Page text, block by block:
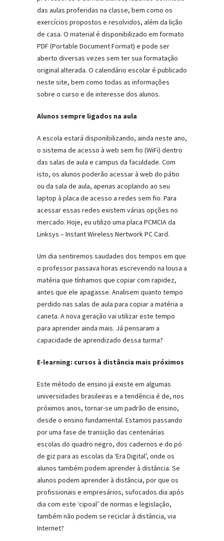
das aulas proferidas na classe, bem como os
exercícios propostos e resolvidos, além da lição
de casa. O material é disponibilizado em formato
PDF (Portable Document Format) e pode ser
aberto diversas vezes sem ter sua formatação
original alterada. O calendário escolar é publicado
neste site, bem como todas as informações
sobre o curso e de interesse dos alunos.
Alunos sempre ligados na aula
A escola estará disponibilizando, ainda neste ano,
o sistema de acesso à web sem fio (WiFi) dentro
das salas de aula e campus da faculdade. Com
isto, os alunos poderão acessar à web do pátio
ou da sala de aula, apenas acoplando ao seu
laptop à placa de acesso a redes sem fio. Para
acessar essas redes existem várias opções no
mercado. Hoje, eu utilizo uma placa PCMCIA da
Linksys – Instant Wireless Nertwork PC Card.
Um dia sentiremos saudades dos tempos em que
o professor passava horas escrevendo na lousa a
matéria que tínhamos que copiar com rapidez,
antes que ele apagasse. Analisem quanto tempo
perdido nas salas de aula para copiar a matéria a
caneta. A nova geração vai utilizar este tempo
para aprender ainda mais. Já pensaram a
capacidade de aprendizado dessa turma?
E-learning: cursos à distância mais próximos
Este método de ensino já existe em algumas
universidades brasileiras e a tendência é de, nos
próximos anos, tornar-se um padrão de ensino,
desde o ensino fundamental. Estamos passando
por uma fase de transição das centenárias
escolas do quadro negro, dos cadernos e do pó
de giz para as escolas da ‘Era Digital’, onde os
alunos também podem aprender à distância. Se
alunos podem aprender à distância, por que os
profissionais e empresários, sufocados dia após
dia com este ‘cipoal’ de normas e legislação,
também não podem se reciclar à distância, via
Internet?